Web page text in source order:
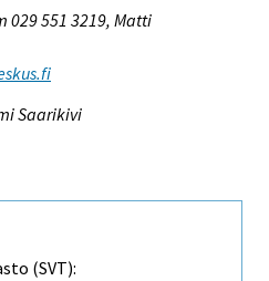
029 551 3219, Matti
Saarikivi
(SVT):